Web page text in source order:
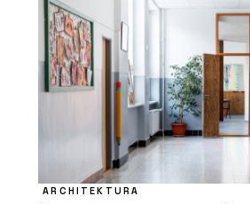
ARCHITEKTURA